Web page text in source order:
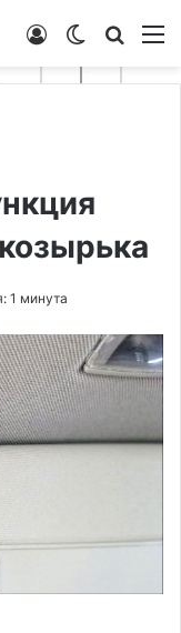
Switch
Войти
1 минута